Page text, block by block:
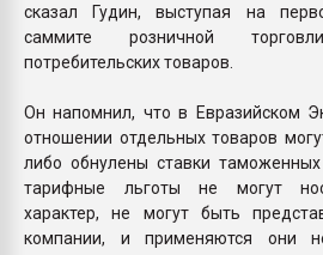
сказал Гудин, выступая на
саммите розничной
потребительских товаров.
Он напомнил, что в Евразийском
отношении отдельных товаров
либо обнулены ставки
тарифные льготы не могут
характер, не могут быть
компании, и применяются они